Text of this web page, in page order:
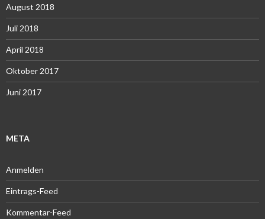
August 2018
Juli 2018
April 2018
Oktober 2017
Juni 2017
META
Anmelden
Eintrags-Feed
Kommentar-Feed